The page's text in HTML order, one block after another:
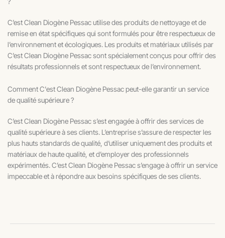
C’est Clean Diogène Pessac utilise des produits de nettoyage et de
remise en état spécifiques qui sont formulés pour être respectueux de
l’environnement et écologiques. Les produits et matériaux utilisés par
C’est Clean Diogène Pessac sont spécialement conçus pour offrir des
résultats professionnels et sont respectueux de l’environnement.
Comment C'est Clean Diogène Pessac peut-elle garantir un service
de qualité supérieure ?
C’est Clean Diogène Pessac s’est engagée à offrir des services de
qualité supérieure à ses clients. L’entreprise s’assure de respecter les
plus hauts standards de qualité, d’utiliser uniquement des produits et
matériaux de haute qualité, et d’employer des professionnels
expérimentés. C’est Clean Diogène Pessac s’engage à offrir un service
impeccable et à répondre aux besoins spécifiques de ses clients.